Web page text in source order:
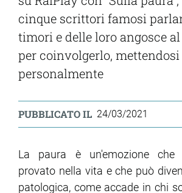
cinque scrittori famosi
timori e delle loro angosce
per coinvolgerlo,
personalmente
PUBBLICATO IL 24/03/2021
La paura è un'emozione
provato nella vita e che può
patologica, come accade in chi